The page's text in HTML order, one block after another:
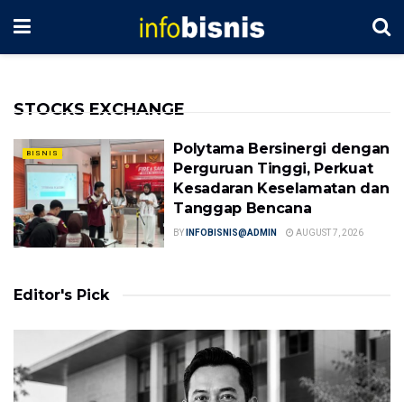
STOCKS EXCHANGE
BISNIS
Polytama Bersinergi dengan
Perguruan Tinggi, Perkuat
Kesadaran Keselamatan dan
Tanggap Bencana
BY INFOBISNIS@ADMIN AUGUST 7, 2026
Editor's Pick